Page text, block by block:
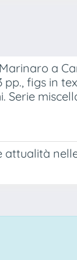
a
figs in